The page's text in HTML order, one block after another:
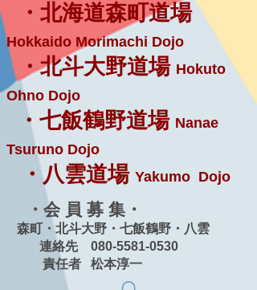
・北海道森町道場
Hokkaido Morimachi Dojo
・北斗大野道場 Hokuto
Ohno Dojo
・七飯鶴野道場 Nanae
Tsuruno Dojo
・八雲道場 Yakumo Dojo
・会 員 募 集・
森町・北斗大野・七飯鶴野・八雲
連絡先 080-5581-0530
責任者 松本淳一